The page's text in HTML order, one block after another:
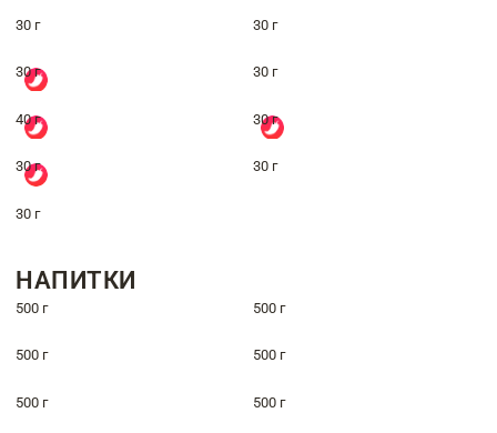
30 г 30 г
30 г 30 г
40 г 30 г
30 г 30 г
30 г
НАПИТКИ
500 г 500 г
500 г 500 г
500 г 500 г